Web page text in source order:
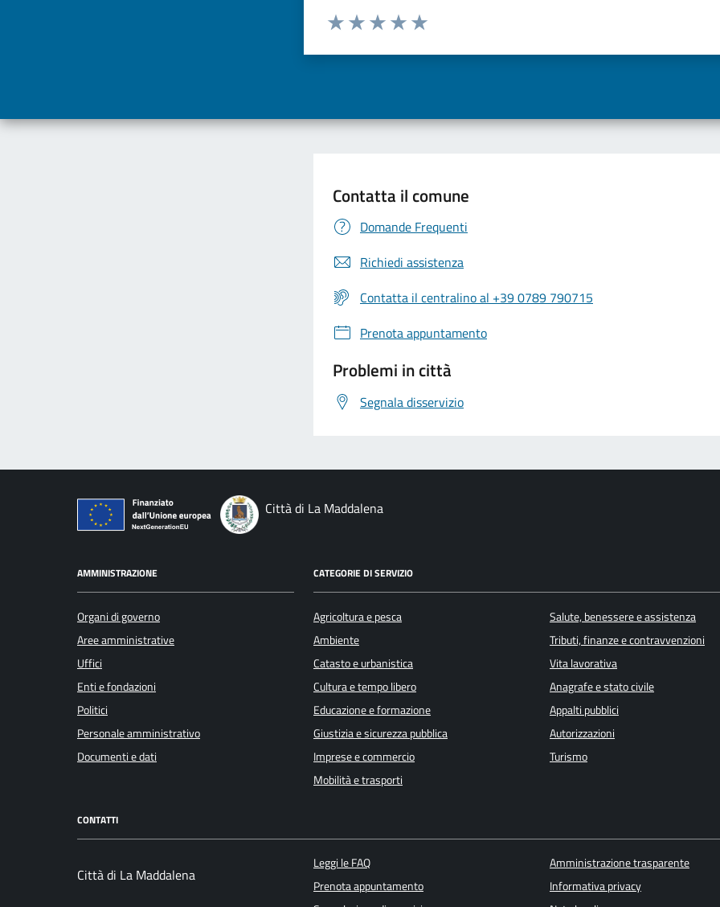
Valuta da 1 a 5 stelle la pagina
Contatta il comune
Domande Frequenti
Richiedi assistenza
Contatta il centralino al +39 0789 790715
Prenota appuntamento
Problemi in città
Segnala disservizio
Città di La Maddalena
AMMINISTRAZIONE
Organi di governo
Aree amministrative
Uffici
Enti e fondazioni
Politici
Personale amministrativo
Documenti e dati
CATEGORIE DI SERVIZIO
Agricoltura e pesca
Ambiente
Catasto e urbanistica
Cultura e tempo libero
Educazione e formazione
Giustizia e sicurezza pubblica
Imprese e commercio
Mobilità e trasporti
Salute, benessere e assistenza
Tributi, finanze e contravvenzioni
Vita lavorativa
Anagrafe e stato civile
Appalti pubblici
Autorizzazioni
Turismo
CONTATTI
Città di La Maddalena
Leggi le FAQ
Prenota appuntamento
Amministrazione trasparente
Informativa privacy